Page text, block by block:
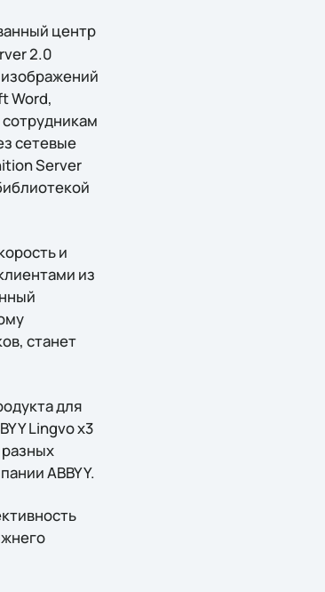
центр
2.0
Word,
сотрудникам
сетевые
Server
и
из
станет
для
Lingvo x3
ABBYY.